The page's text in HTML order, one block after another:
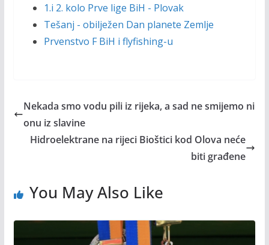
1.i 2. kolo Prve lige BiH - Plovak
Tešanj - obilježen Dan planete Zemlje
Prvenstvo F BiH i flyfishing-u
Nekada smo vodu pili iz rijeka, a sad ne smijemo ni
onu iz slavine
Hidroelektrane na rijeci Bioštici kod Olova neće
biti građene
You May Also Like